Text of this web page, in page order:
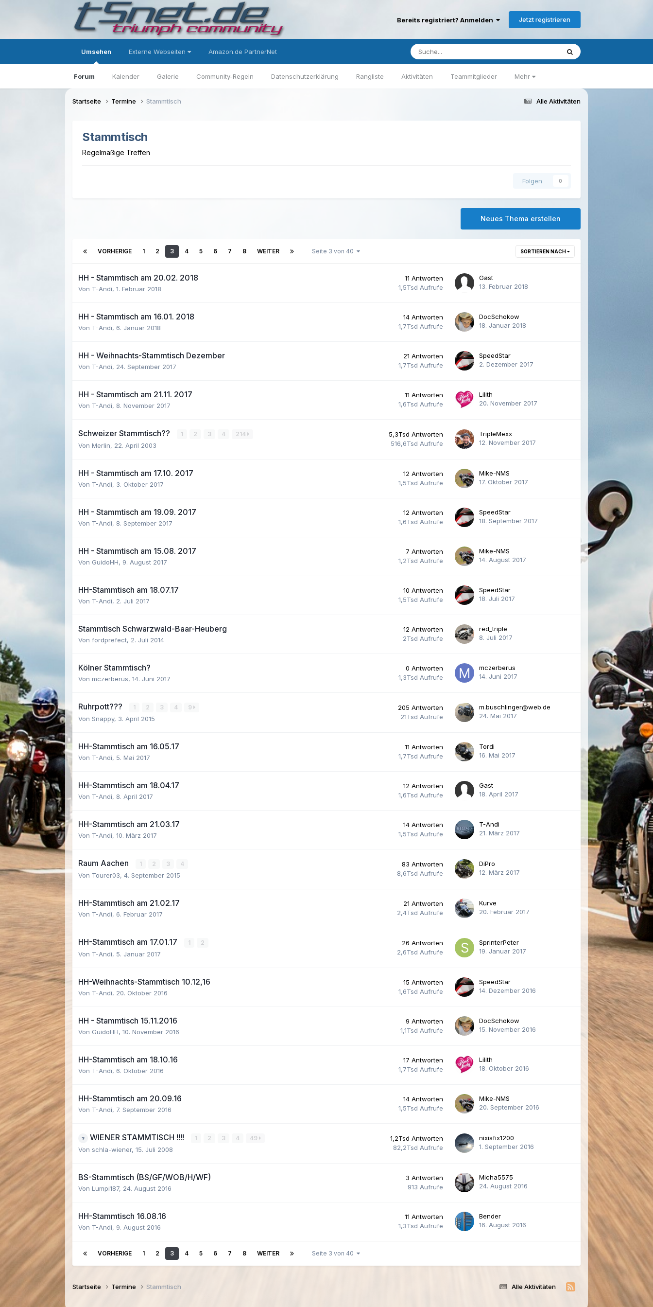
Bereits registriert? Anmelden Jetzt registrieren
Umsehen
Forum Kalender Galerie Community-Regeln Datenschutzerklärung Rangliste Aktivitäten Teammitglieder Mehr
Externe Webseiten Amazon.de PartnerNet
Alle Aktivitäten
Startseite Termine Stammtisch
Stammtisch
Regelmäßige Treffen
Folgen 0
Neues Thema erstellen
SORTIEREN NACH
VORHERIGE 1 2 3 4 5 6 7 8 WEITER Seite 3 von 40
HH - Stammtisch am 20.02. 2018
Von T-Andi,1. Februar 2018
11 Antworten
1,5Tsd Aufrufe
Gast
13. Februar 2018
HH - Stammtisch am 16.01. 2018
Von T-Andi, 6. Januar 2018
14 Antworten
1,7Tsd Aufrufe
DocSchokow
18. Januar 2018
HH - Weihnachts-Stammtisch Dezember
Von T-Andi, 24. September 2017
21 Antworten
1,7Tsd Aufrufe
SpeedStar
2. Dezember 2017
HH - Stammtisch am 21.11. 2017
Von T-Andi, 8. November 2017
11 Antworten
1,6Tsd Aufrufe
Lilith
20. November 2017
Schweizer Stammtisch?? 1 2 3 4 214
Von Merlin, 22. April 2003
5,3Tsd Antworten
516,6Tsd Aufrufe
TripleMexx
12. November 2017
HH - Stammtisch am 17.10. 2017
Von T-Andi, 3. Oktober 2017
12 Antworten
1,5Tsd Aufrufe
Mike-NMS
17. Oktober 2017
HH - Stammtisch am 19.09. 2017
Von T-Andi, 8. September 2017
12 Antworten
1,6Tsd Aufrufe
SpeedStar
18. September 2017
HH - Stammtisch am 15.08. 2017
Von GuidoHH, 9. August 2017
7 Antworten
1,2Tsd Aufrufe
Mike-NMS
14. August 2017
HH-Stammtisch am 18.07.17
Von T-Andi, 2. Juli 2017
10 Antworten
1,5Tsd Aufrufe
SpeedStar
18. Juli 2017
Stammtisch Schwarzwald-Baar-Heuberg
Von fordprefect, 2. Juli 2014
12 Antworten
2Tsd Aufrufe
red_triple
8. Juli 2017
Kölner Stammtisch?
Von mczerberus,14. Juni 2017
0 Antworten
1,3Tsd Aufrufe
mczerberus
14. Juni 2017
Ruhrpott??? 1 2 3 4 9
Von Snappy, 3. April 2015
205 Antworten
21Tsd Aufrufe
m.buschlinger@web.de
24. Mai 2017
HH-Stammtisch am 16.05.17
Von T-Andi, 5. Mai 2017
11 Antworten
1,7Tsd Aufrufe
Tordi
16. Mai 2017
HH-Stammtisch am 18.04.17
Von T-Andi, 8. April 2017
12 Antworten
1,6Tsd Aufrufe
Gast
18. April 2017
HH-Stammtisch am 21.03.17
Von T-Andi,10. März 2017
14 Antworten
1,5Tsd Aufrufe
T-Andi
21. März 2017
Raum Aachen 1 2 3 4
Von Tourer03,4. September 2015
83 Antworten
8,6Tsd Aufrufe
DiPro
12. März 2017
HH-Stammtisch am 21.02.17
Von T-Andi, 6. Februar 2017
21 Antworten
2,4Tsd Aufrufe
Kurve
20. Februar 2017
HH-Stammtisch am 17.01.17 1 2
Von T-Andi, 5. Januar 2017
26 Antworten
2,6Tsd Aufrufe
SprinterPeter
19. Januar 2017
HH-Weihnachts-Stammtisch 10.12,16
Von T-Andi, 20. Oktober 2016
15 Antworten
1,6Tsd Aufrufe
SpeedStar
14. Dezember 2016
HH - Stammtisch 15.11.2016
Von GuidoHH,10. November 2016
9 Antworten
1,1Tsd Aufrufe
DocSchokow
15. November 2016
HH-Stammtisch am 18.10.16
Von T-Andi, 6. Oktober 2016
17 Antworten
1,7Tsd Aufrufe
Lilith
18. Oktober 2016
HH-Stammtisch am 20.09.16
Von T-Andi, 7. September 2016
14 Antworten
1,5Tsd Aufrufe
Mike-NMS
20. September 2016
WIENER STAMMTISCH !!!! 1 2 3 4 49
Von schla-wiener,15. Juli 2008
1,2Tsd Antworten
82,2Tsd Aufrufe
nixisfix1200
1. September 2016
BS-Stammtisch (BS/GF/WOB/H/WF)
Von Lumpi187, 24. August 2016
3 Antworten
913 Aufrufe
Micha5575
24. August 2016
HH-Stammtisch 16.08.16
Von T-Andi, 9. August 2016
11 Antworten
1,3Tsd Aufrufe
Bender
16. August 2016
VORHERIGE 1 2 3 4 5 6 7 8 WEITER Seite 3 von 40
Alle Aktivitäten
Startseite Termine Stammtisch